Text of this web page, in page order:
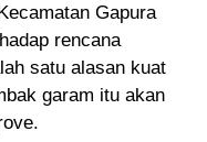
Gapura
rencana
satu alasan kuat
garam itu akan